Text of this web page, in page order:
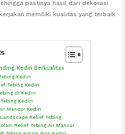
pastinya hasil dari dekorasi
memiliki kualitas yang terbaik
Kediri Berkualitas
Kediri
Tebing Kediri
di Kediri
Kediri
Mancur Kediri
Relief Tebing
Relief Tebing Air Mancur